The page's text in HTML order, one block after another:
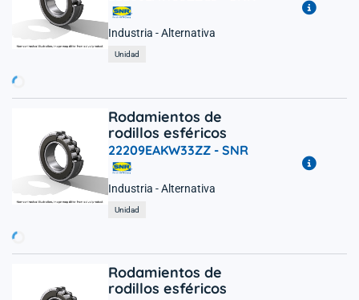
Industria - Alternativa
Unidad
Rodamientos de
rodillos esféricos
22209EAKW33ZZ - SNR
Industria - Alternativa
Unidad
Rodamientos de
rodillos esféricos